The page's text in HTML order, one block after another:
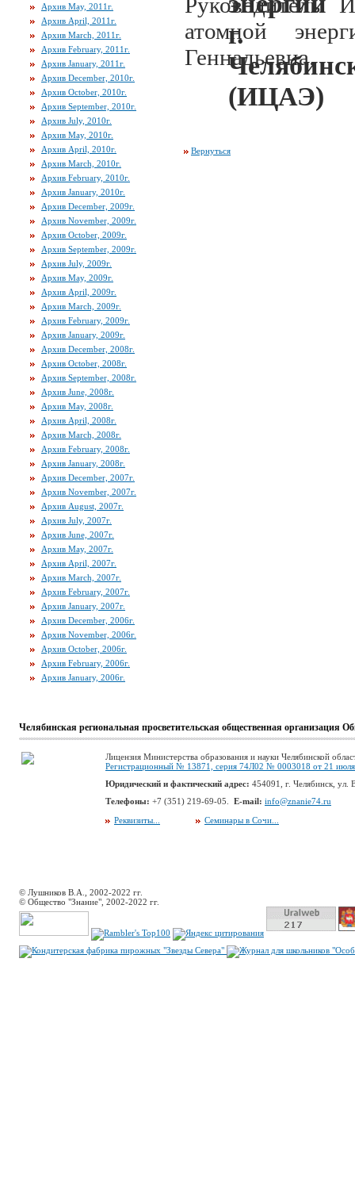
Архив May, 2011г.
Архив April, 2011г.
Архив March, 2011г.
Архив February, 2011г.
Архив January, 2011г.
Архив December, 2010г.
Архив October, 2010г.
Архив September, 2010г.
Архив July, 2010г.
Архив May, 2010г.
Архив April, 2010г.
Архив March, 2010г.
Архив February, 2010г.
Архив January, 2010г.
Архив December, 2009г.
Архив November, 2009г.
Архив October, 2009г.
Архив September, 2009г.
Архив July, 2009г.
Архив May, 2009г.
Архив April, 2009г.
Архив March, 2009г.
Архив February, 2009г.
Архив January, 2009г.
Архив December, 2008г.
Архив October, 2008г.
Архив September, 2008г.
Архив June, 2008г.
Архив May, 2008г.
Архив April, 2008г.
Архив March, 2008г.
Архив February, 2008г.
Архив January, 2008г.
Архив December, 2007г.
Архив November, 2007г.
Архив August, 2007г.
Архив July, 2007г.
Архив June, 2007г.
Архив May, 2007г.
Архив April, 2007г.
Архив March, 2007г.
Архив February, 2007г.
Архив January, 2007г.
Архив December, 2006г.
Архив November, 2006г.
Архив October, 2006г.
Архив February, 2006г.
Архив January, 2006г.
атомной
Геннадьевна.
Вернуться
Челябинская региональная просветительская общественная организация
Лицензия Министерства образования и науки Челябинской
Регистрационный № 13871, серия 74Л02 № 0003018 от 21
Юридический и фактический адрес: 454091, г. Челябинск, ул.
Телефоны: +7 (351) 219-69-05. E-mail: info@znanie74.ru
Реквизиты...
Семинары в Сочи...
© Лушников В.А., 2002-2022 гг.
© Общество "Знание", 2002-2022 гг.